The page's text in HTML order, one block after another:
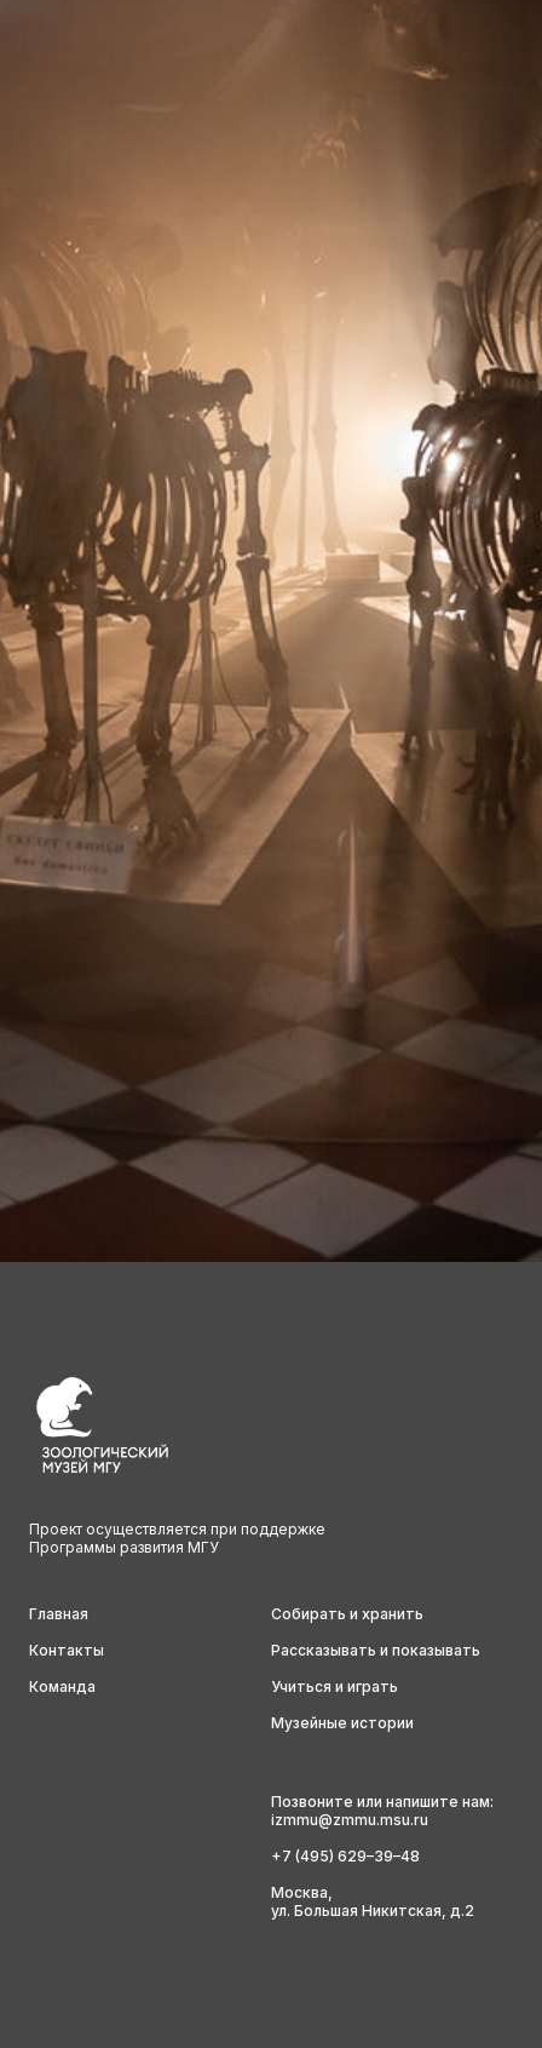
Проект осуществляется при поддержке
Программы развития МГУ
Главная
Контакты
Команда
Собирать и хранить
Рассказывать и показывать
Учиться и играть
Музейные истории
Позвоните или напишите нам:
izmmu@zmmu.msu.ru
+7 (495) 629–39–48
Москва,
ул. Большая Никитская, д.2